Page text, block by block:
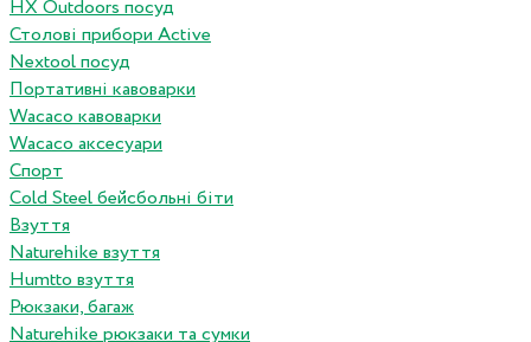
HX Outdoors посуд
Столові прибори Active
Nextool посуд
Портативні кавоварки
Wacaco кавоварки
Wacaco аксесуари
Спорт
Cold Steel бейсбольні біти
Взуття
Naturehike взуття
Humtto взуття
Рюкзаки, багаж
Naturehike рюкзаки та сумки